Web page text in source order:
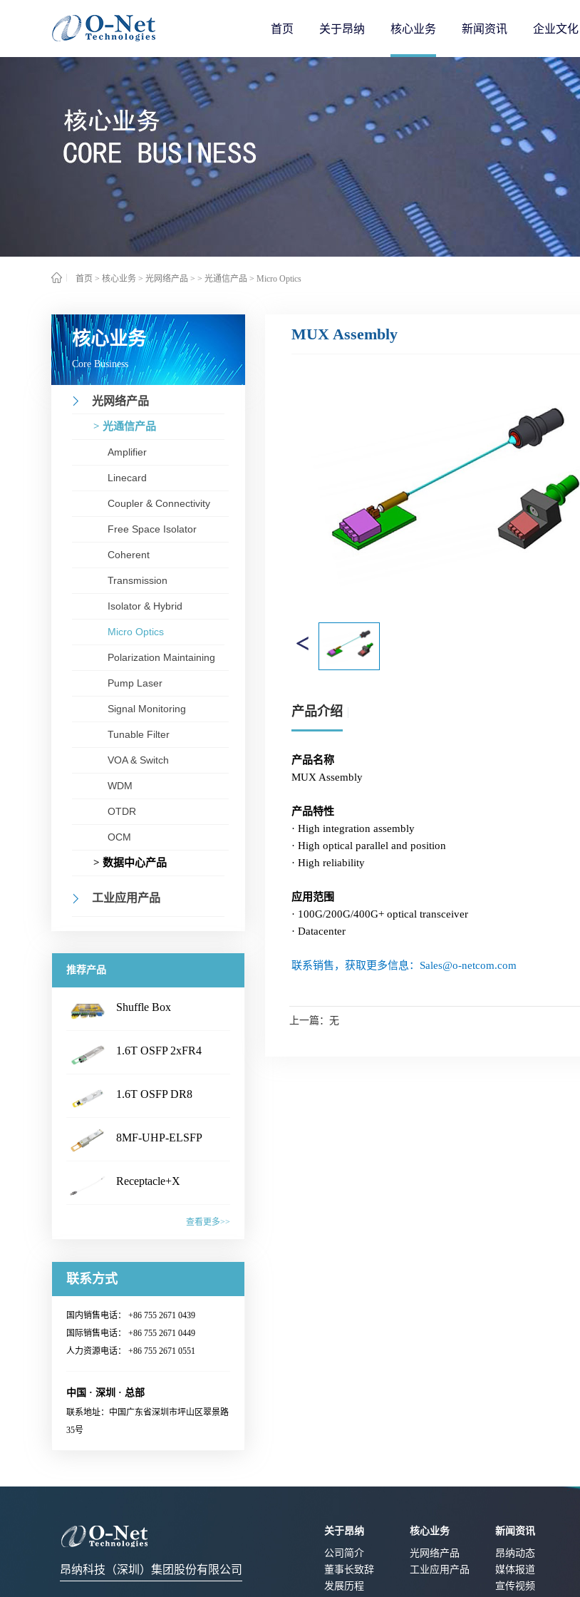
首页 关于昂纳 核心业务 新闻资讯 企业文化
首页 > 核心业务 > 光网络产品 > > 光通信产品 > Micro Optics
核心业务
Core Business
光网络产品
> 光通信产品
Amplifier
Linecard
Coupler & Connectivity
Free Space Isolator
Coherent
Transmission
Isolator & Hybrid
Micro Optics
Polarization Maintaining
Pump Laser
Signal Monitoring
Tunable Filter
VOA & Switch
WDM
OTDR
OCM
> 数据中心产品
工业应用产品
推荐产品
Shuffle Box
Chassis Size：1U/2U/3U/4U/
LC /CS /SN /MPO /MMC /SN-
with smaller wiring space· Fiber
Aluminum alloy/ Zn-plate/
围· Datacenter· CPO Integrated
Switching System· Ultra-large-
scale AI GPU computing cluster·
High-performance Computing
(HPC) Supercomputing Center联
系销售，获取更多信息：
1.6T OSFP 2xFR4
Transceiver产品特性·
MSA compliant· CMIS5.2
多信息：Sales@o-netcom.com
1.6T OSFP DR8
Transceiver产品特性·
MSA compliant· CMIS 5.2
Dual MPO-12 or MPO-16应用
售，获取更多信息：Sales@o-
netcom.com
8MF-UHP-ELSFP
Continuous Wave (CW) lasers·
channel· Low power
consumption· Build in blind mate
optical and electrical connectors·
connector· System and eye safety
support· Single 3.3V power
Receptacle+X
性· Pull force 1-3N or
customer · Wiggle test comply
with IEC and Cisco
standard· Various types of
· Datacenter · EDFA· Coherent
communication module 联系销
查看更多>>
联系方式
国内销售电话： +86 755 2671 0439
国际销售电话： +86 755 2671 0449
人力资源电话： +86 755 2671 0551
中国 · 深圳 · 总部
联系地址：中国广东省深圳市坪山区翠景路
35号
MUX Assembly
产品介绍
产品名称
MUX Assembly
产品特性
· High integration assembly
· High optical parallel and position
· High reliability
应用范围
· 100G/200G/400G+ optical transceiver
· Datacenter
联系销售，获取更多信息：Sales@o-netcom.com
上一篇：无
昂纳科技（深圳）集团股份有限公司
关于昂纳
公司简介
董事长致辞
发展历程
核心业务
光网络产品
工业应用产品
新闻资讯
昂纳动态
媒体报道
宣传视频